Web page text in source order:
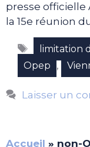
presse officielle
la 15e réunion
Étiquettes
limitation
Opep ,
Laisser un
Accueil » non-